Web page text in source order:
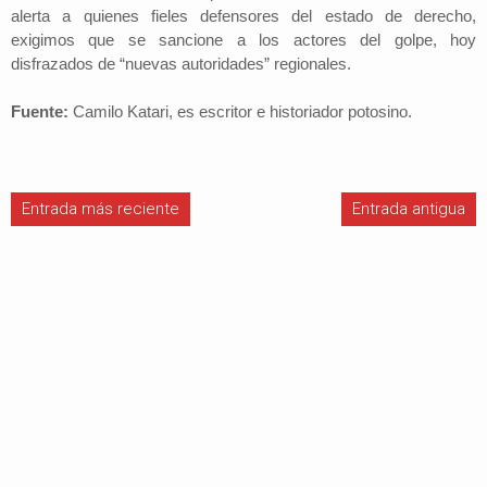
alerta a quienes fieles defensores del estado de derecho,
exigimos que se sancione a los actores del golpe, hoy
disfrazados de “nuevas autoridades” regionales.
Fuente: Camilo Katari, es escritor e historiador potosino.
Entrada más reciente Entrada antigua